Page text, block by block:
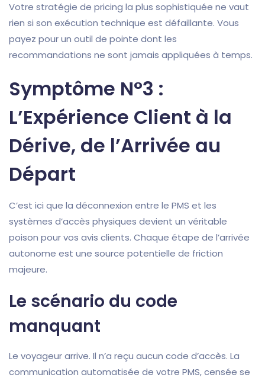
Votre stratégie de pricing la plus sophistiquée ne vaut
rien si son exécution technique est défaillante. Vous
payez pour un outil de pointe dont les
recommandations ne sont jamais appliquées à temps.
Symptôme N°3 :
L’Expérience Client à la
Dérive, de l’Arrivée au
Départ
C’est ici que la déconnexion entre le PMS et les
systèmes d’accès physiques devient un véritable
poison pour vos avis clients. Chaque étape de l’arrivée
autonome est une source potentielle de friction
majeure.
Le scénario du code
manquant
Le voyageur arrive. Il n’a reçu aucun code d’accès. La
communication automatisée de votre PMS, censée se